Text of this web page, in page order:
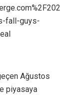
fall-guys-
Ağustos
piyasaya